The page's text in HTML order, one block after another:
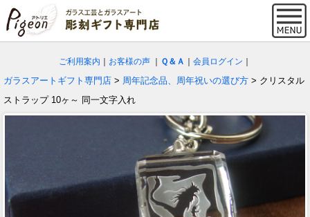
ご利用案内 お客様の声 Ｑ＆Ａ 会員ログイン
ガラスアートギフト専門店 > 周年記念品、周年祝いの選び方 > クリスタル
ストラップ 10ヶ～ 同一文字入れ